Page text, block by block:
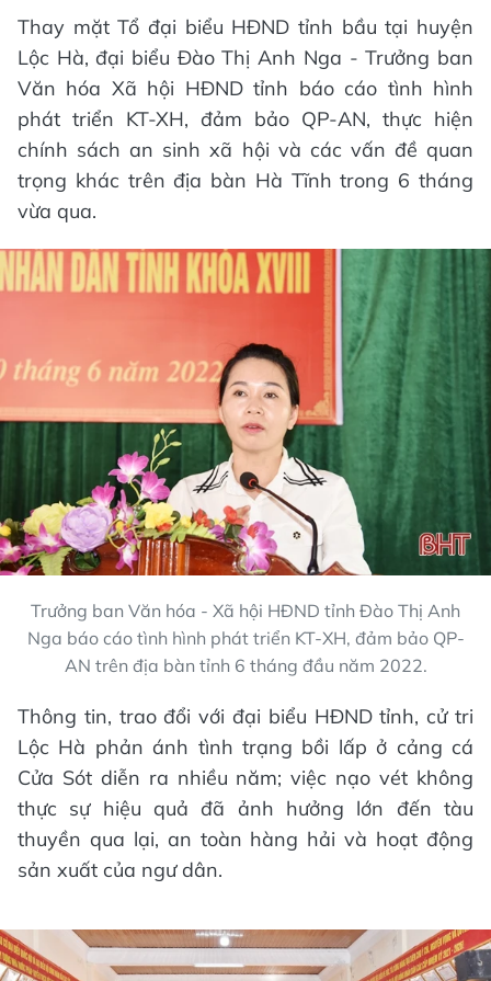
Thay mặt Tổ đại biểu HĐND tỉnh bầu tại huyện
Lộc Hà, đại biểu Đào Thị Anh Nga - Trưởng ban
Văn hóa Xã hội HĐND tỉnh báo cáo tình hình
phát triển KT-XH, đảm bảo QP-AN, thực hiện
chính sách an sinh xã hội và các vấn đề quan
trọng khác trên địa bàn Hà Tĩnh trong 6 tháng
vừa qua.
Trưởng ban Văn hóa - Xã hội HĐND tỉnh Đào Thị Anh
Nga báo cáo tình hình phát triển KT-XH, đảm bảo QP-
AN trên địa bàn tỉnh 6 tháng đầu năm 2022.
Thông tin, trao đổi với đại biểu HĐND tỉnh, cử tri
Lộc Hà phản ánh tình trạng bồi lấp ở cảng cá
Cửa Sót diễn ra nhiều năm; việc nạo vét không
thực sự hiệu quả đã ảnh hưởng lớn đến tàu
thuyền qua lại, an toàn hàng hải và hoạt động
sản xuất của ngư dân.